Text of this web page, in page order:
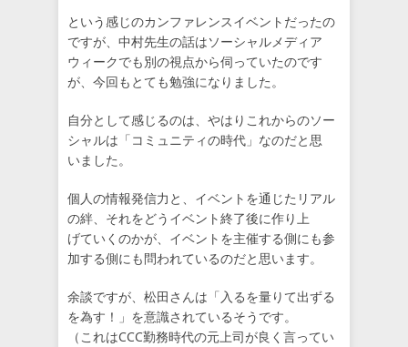
という感じのカンファレンスイベントだったの
ですが、中村先生の話はソーシャルメディア
ウィークでも別の視点から伺っていたのです
が、今回もとても勉強になりました。
自分として感じるのは、やはりこれからのソー
シャルは「コミュニティの時代」なのだと思
いました。
個人の情報発信力と、イベントを通じたリアル
の絆、それをどうイベント終了後に作り上
げていくのかが、イベントを主催する側にも参
加する側にも問われているのだと思います。
余談ですが、松田さんは「入るを量りて出ずる
を為す！」を意識されているそうです。
（これはCCC勤務時代の元上司が良く言ってい